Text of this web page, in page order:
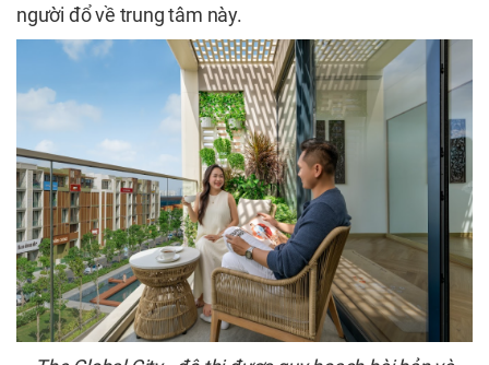
người đổ về trung tâm này.